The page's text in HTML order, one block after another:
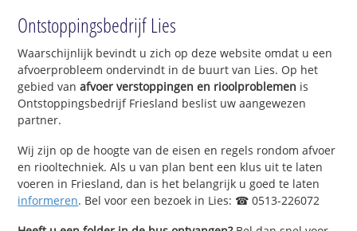
Ontstoppingsbedrijf Lies
Waarschijnlijk bevindt u zich op deze website omdat u een
afvoerprobleem ondervindt in de buurt van Lies. Op het
gebied vanafvoer verstoppingen en rioolproblemen is
Ontstoppingsbedrijf Friesland beslist uw aangewezen
partner.
Wij zijn op de hoogte van de eisen en regels rondom afvoer
en riooltechniek. Als u van plan bent een klus uit te laten
voeren in Friesland, dan is het belangrijk u goed te laten
informeren. Bel voor een bezoek in Lies: ☎ 0513-226072